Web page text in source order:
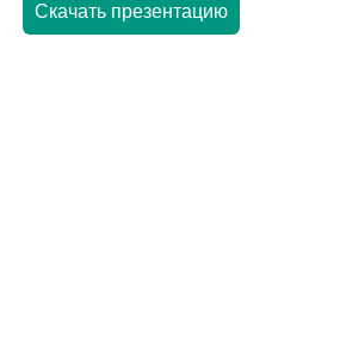
Скачать презентацию